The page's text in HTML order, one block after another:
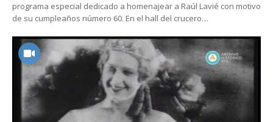
programa especial dedicado a homenajear a Raúl Lavié con motivo
de su cumpleaños número 60. En el hall del crucero…